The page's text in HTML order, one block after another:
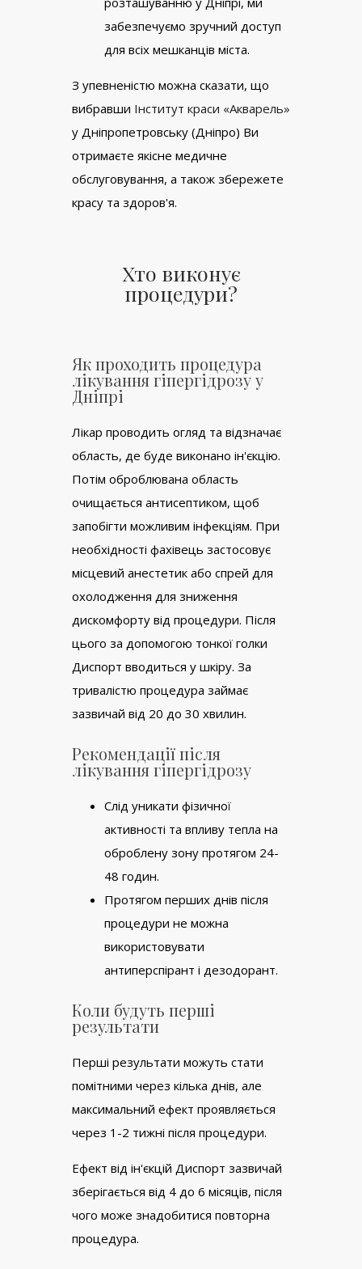
забезпечуємо зручний доступ
для всіх мешканців міста.
З упевненістю можна сказати, що
вибравши Інститут краси «Акварель»
у Дніпропетровську (Дніпро) Ви
отримаєте якісне медичне
обслуговування, а також збережете
красу та здоров'я.
Хто виконує
процедури?
Як проходить процедура
лікування гіпергідрозу у
Дніпрі
Лікар проводить огляд та відзначає
область, де буде виконано ін'єкцію.
Потім оброблювана область
очищається антисептиком, щоб
запобігти можливим інфекціям. При
необхідності фахівець застосовує
місцевий анестетик або спрей для
охолодження для зниження
дискомфорту від процедури. Після
цього за допомогою тонкої голки
Диспорт вводиться у шкіру. За
тривалістю процедура займає
зазвичай від 20 до 30 хвилин.
Рекомендації після
лікування гіпергідрозу
Слід уникати фізичної
активності та впливу тепла на
оброблену зону протягом 24-
48 годин.
Протягом перших днів після
процедури не можна
використовувати
антиперспірант і дезодорант.
Коли будуть перші
результати
Перші результати можуть стати
помітними через кілька днів, але
максимальний ефект проявляється
через 1-2 тижні після процедури.
Ефект від ін'єкцій Диспорт зазвичай
зберігається від 4 до 6 місяців, після
чого може знадобитися повторна
процедура.